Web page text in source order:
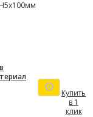
Купить
в 1
клик